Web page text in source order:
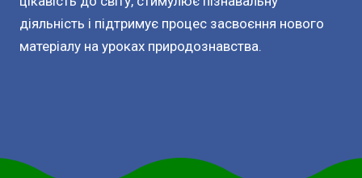
діяльність і підтримує процес засвоєння нового
матеріалу на уроках природознавства.